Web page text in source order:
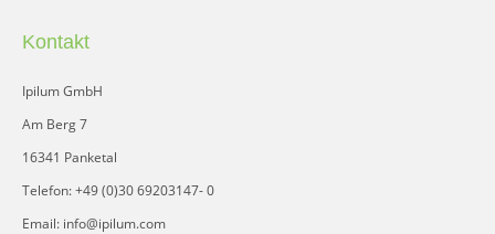
Kontakt
Ipilum GmbH
Am Berg 7
16341 Panketal
Telefon: +49 (0)30 69203147- 0
Email: info@ipilum.com